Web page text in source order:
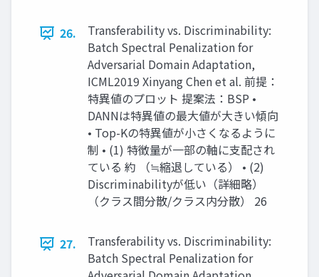
26.
Transferability vs. Discriminability:
Batch Spectral Penalization for
Adversarial Domain Adaptation,
ICML2019 Xinyang Chen et al. 前提：
特異値のプロット 提案法：BSP •
DANNは特異値の最大値が大きい傾向
• Top-Kの特異値が小さくなるように
制 • (1) 特徴量が一部の軸に支配され
ている 約 （≒縮退している） • (2)
Discriminabilityが低い（詳細略）
（クラス間分散/クラス内分散） 26
27.
Transferability vs. Discriminability:
Batch Spectral Penalization for